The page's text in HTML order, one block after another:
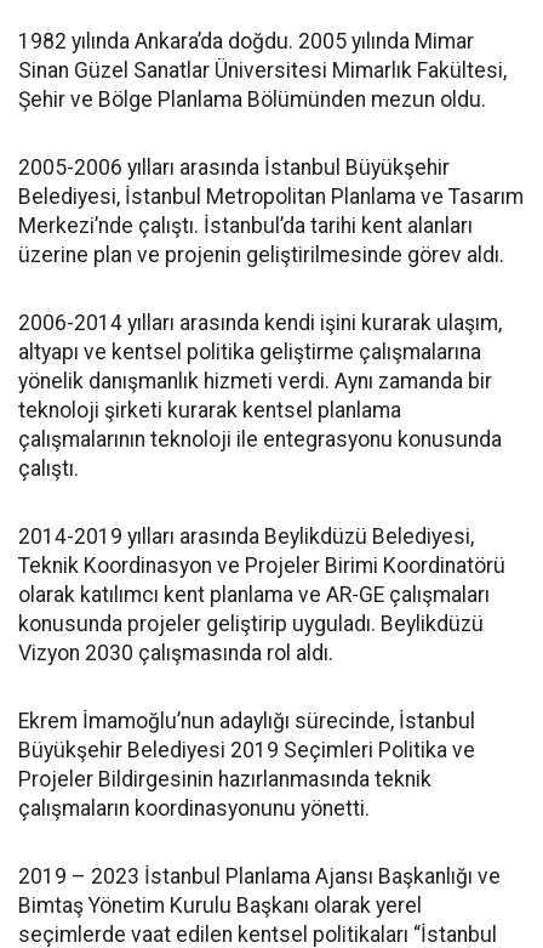
1982 yılında Ankara’da doğdu. 2005 yılında Mimar
Sinan Güzel Sanatlar Üniversitesi Mimarlık Fakültesi,
Şehir ve Bölge Planlama Bölümünden mezun oldu.
2005-2006 yılları arasında İstanbul Büyükşehir
Belediyesi, İstanbul Metropolitan Planlama ve Tasarım
Merkezi’nde çalıştı. İstanbul’da tarihi kent alanları
üzerine plan ve projenin geliştirilmesinde görev aldı.
2006-2014 yılları arasında kendi işini kurarak ulaşım,
altyapı ve kentsel politika geliştirme çalışmalarına
yönelik danışmanlık hizmeti verdi. Aynı zamanda bir
teknoloji şirketi kurarak kentsel planlama
çalışmalarının teknoloji ile entegrasyonu konusunda
çalıştı.
2014-2019 yılları arasında Beylikdüzü Belediyesi,
Teknik Koordinasyon ve Projeler Birimi Koordinatörü
olarak katılımcı kent planlama ve AR-GE çalışmaları
konusunda projeler geliştirip uyguladı. Beylikdüzü
Vizyon 2030 çalışmasında rol aldı.
Ekrem İmamoğlu’nun adaylığı sürecinde, İstanbul
Büyükşehir Belediyesi 2019 Seçimleri Politika ve
Projeler Bildirgesinin hazırlanmasında teknik
çalışmaların koordinasyonunu yönetti.
2019 – 2023 İstanbul Planlama Ajansı Başkanlığı ve
Bimtaş Yönetim Kurulu Başkanı olarak yerel
seçimlerde vaat edilen kentsel politikaları “İstanbul